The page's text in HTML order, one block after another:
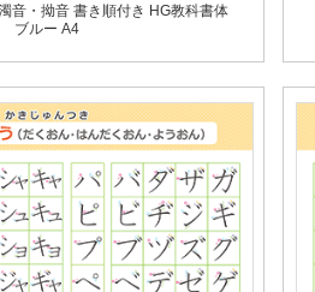
音・拗音 書き順付き HG教科書体
ブルー A4